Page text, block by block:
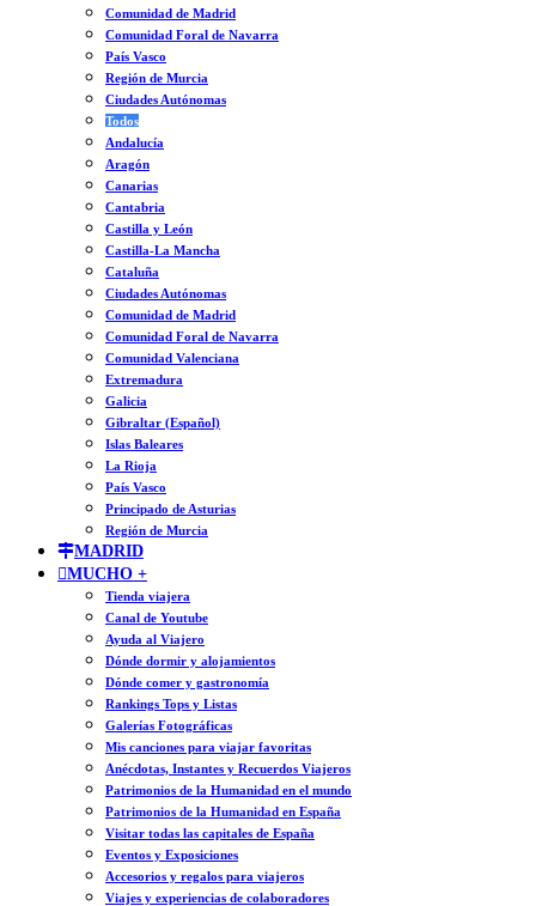
Comunidad de Madrid
Comunidad Foral de Navarra
País Vasco
Región de Murcia
Ciudades Autónomas
Todos
Andalucía
Aragón
Canarias
Cantabria
Castilla y León
Castilla-La Mancha
Cataluña
Ciudades Autónomas
Comunidad de Madrid
Comunidad Foral de Navarra
Comunidad Valenciana
Extremadura
Galicia
Gibraltar (Español)
Islas Baleares
La Rioja
País Vasco
Principado de Asturias
Región de Murcia
MADRID
MUCHO +
Tienda viajera
Canal de Youtube
Ayuda al Viajero
Dónde dormir y alojamientos
Dónde comer y gastronomía
Rankings Tops y Listas
Galerías Fotográficas
Mis canciones para viajar favoritas
Anécdotas, Instantes y Recuerdos Viajeros
Patrimonios de la Humanidad en el mundo
Patrimonios de la Humanidad en España
Visitar todas las capitales de España
Eventos y Exposiciones
Accesorios y regalos para viajeros
Viajes y experiencias de colaboradores